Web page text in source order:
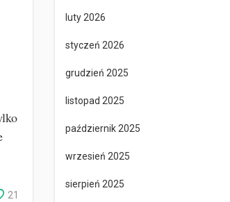
21
luty 2026
styczeń 2026
grudzień 2025
listopad 2025
październik 2025
wrzesień 2025
sierpień 2025